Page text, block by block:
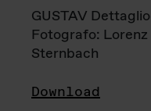
GUSTAV Dettaglio
Fotografo: Lorenz
Sternbach
Download